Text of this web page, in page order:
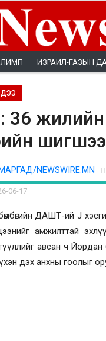
ИЗРАИЛ-ГАЗЫН
NEWSWIRE.MN
06-17
ДАШТ-ий J
амжилттай
авсан ч Йордан
дэх анхны гоолыг